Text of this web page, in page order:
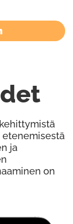
etenemisestä
ja
on